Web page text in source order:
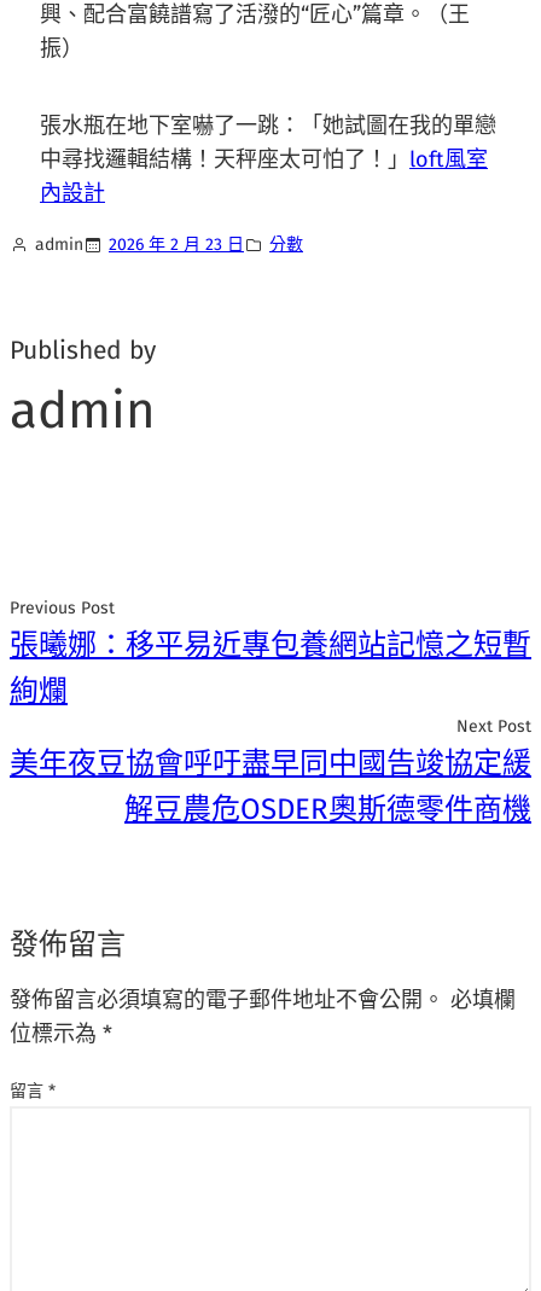
興、配合富饒譜寫了活潑的“匠心”篇章。（王
振）
張水瓶在地下室嚇了一跳：「她試圖在我的單戀
中尋找邏輯結構！天秤座太可怕了！」 loft風室
內設計
admin 2026 年 2 月 23 日 分數
Published by
admin
Previous Post
張曦娜：移平易近專包養網站記憶之短暫
絢爛
Next Post
美年夜豆協會呼吁盡早同中國告竣協定緩
解豆農危OSDER奧斯德零件商機
發佈留言
發佈留言必須填寫的電子郵件地址不會公開。 必填欄
位標示為 *
留言 *